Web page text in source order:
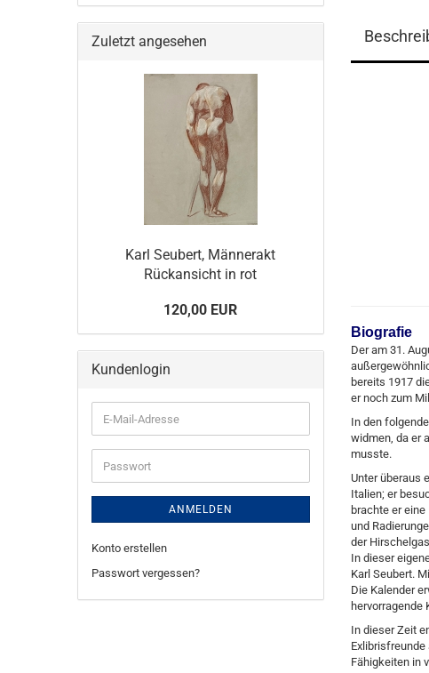
Biografie
Der am 31.
bereits 1917
er noch zum
In den
widmen, da er
musste.
Unter überaus
Italien; er
brachte er
und
der
In dieser
Karl Seubert.
Die Kalender
hervorragende
In dieser Zeit
Fähigkeiten in
Zuletzt angesehen
Karl Seubert, Männerakt
Rückansicht in rot
120,00 EUR
Kundenlogin
E-
Mail-
Adresse
Passwort
ANMELDEN
Konto erstellen
Passwort vergessen?